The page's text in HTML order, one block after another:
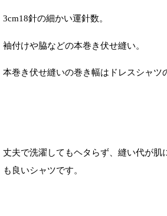
3cm18針の細かい運針数。
袖付けや脇などの本巻き伏せ縫い。
本巻き伏せ縫いの巻き幅はドレスシャツ
丈夫で洗濯してもヘタらず、縫い代が肌
も良いシャツです。